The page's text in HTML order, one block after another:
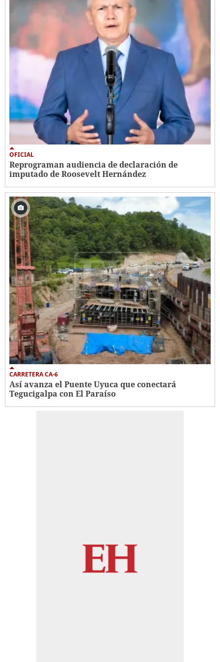
OFICIAL
Reprograman audiencia de declaración de
imputado de Roosevelt Hernández
CARRETERA CA-6
Así avanza el Puente Uyuca que conectará
Tegucigalpa con El Paraíso